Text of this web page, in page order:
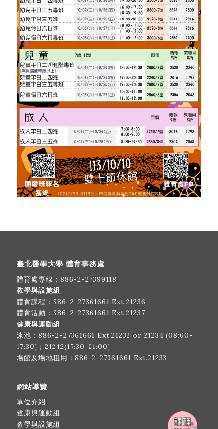
臺北醫學大學 體育事務處
體育處專線： 886-2-27399118
教學與設施組
體育課程： 886-2-27361661 Ext.21236
體育活動： 886-2-27361661 Ext.21237
健康與運動組
泳池： 886-2-27361661 Ext.21232 or 21234 (08:00-
17:30)；21242(17:30-21:00)
場館及場地租用： 886-2-27361661 Ext.21233
網站導覽
單位介紹
健康與運動組
教學與設施組